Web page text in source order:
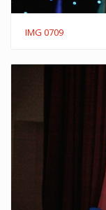
IMG 0709